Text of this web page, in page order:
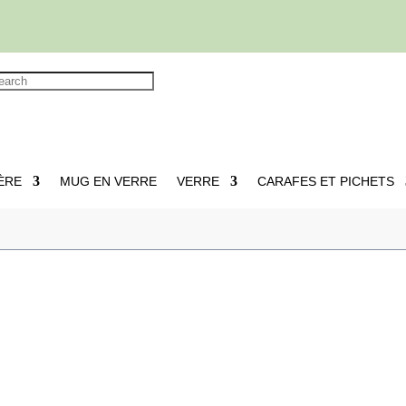
MUG EN VERRE VERRE CARAFES ET PICHETS